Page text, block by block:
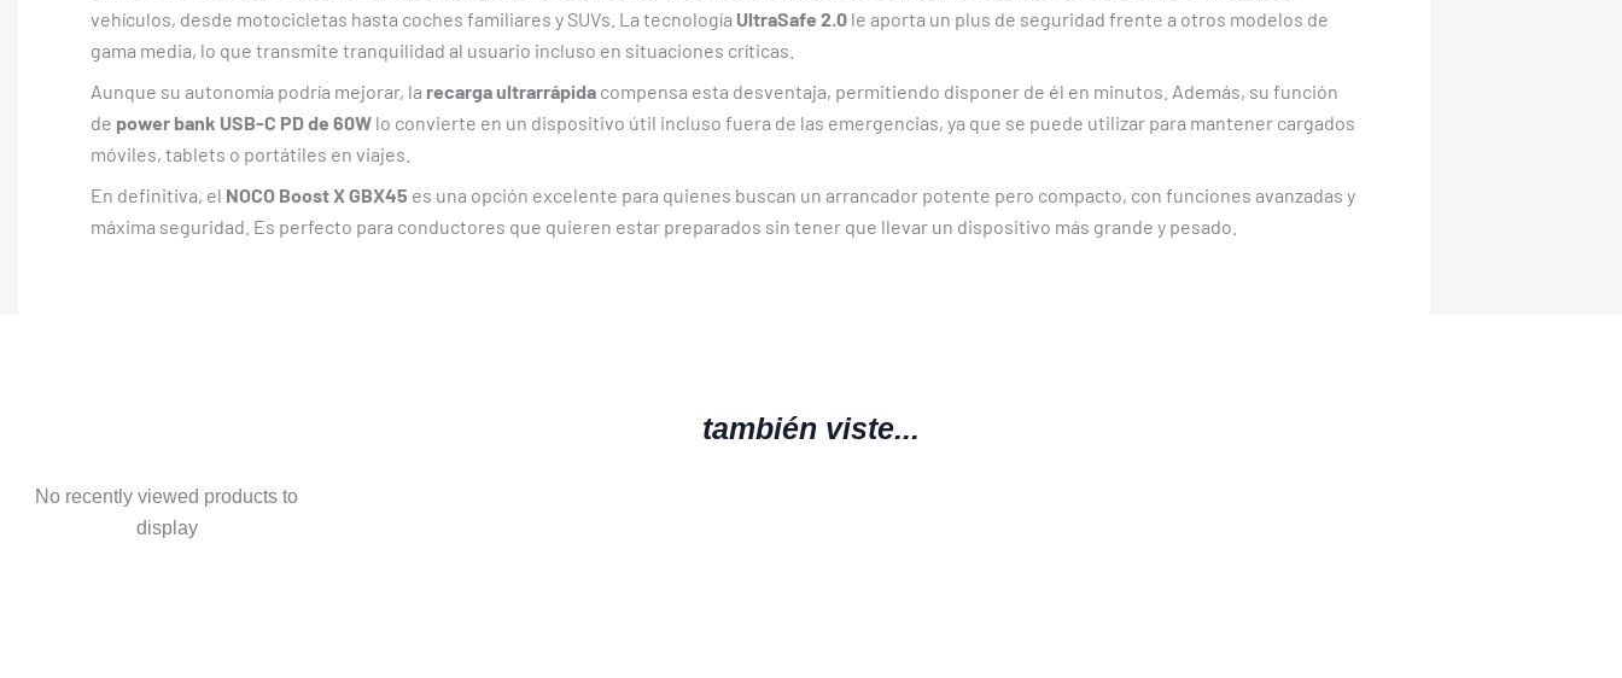
vehículos, desde motocicletas hasta coches familiares y SUVs. La tecnología UltraSafe 2.0 le aporta un plus de seguridad frente a otros modelos de
gama media, lo que transmite tranquilidad al usuario incluso en situaciones críticas.
Aunque su autonomía podría mejorar, la recarga ultrarrápida compensa esta desventaja, permitiendo disponer de él en minutos. Además, su función
de power bank USB-C PD de 60W lo convierte en un dispositivo útil incluso fuera de las emergencias, ya que se puede utilizar para mantener cargados
móviles, tablets o portátiles en viajes.
En definitiva, el NOCO Boost X GBX45 es una opción excelente para quienes buscan un arrancador potente pero compacto, con funciones avanzadas y
máxima seguridad. Es perfecto para conductores que quieren estar preparados sin tener que llevar un dispositivo más grande y pesado.
también viste...
No recently viewed products to
display